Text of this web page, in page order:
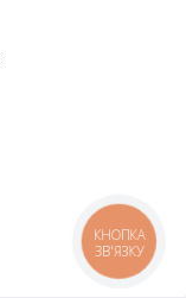
КНОПКА
ЗВ'ЯЗКУ